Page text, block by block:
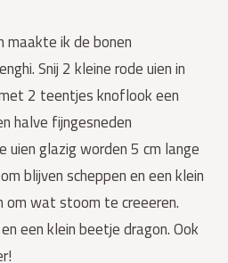
ik de bonen
Snij 2 kleine rode uien in
2 teentjes knoflook een
halve fijngesneden
uien glazig worden 5 cm lange
blijven scheppen en een klein
wat stoom te creeeren.
een klein beetje dragon. Ook